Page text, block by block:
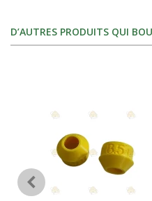
D’AUTRES PRODUITS QUI